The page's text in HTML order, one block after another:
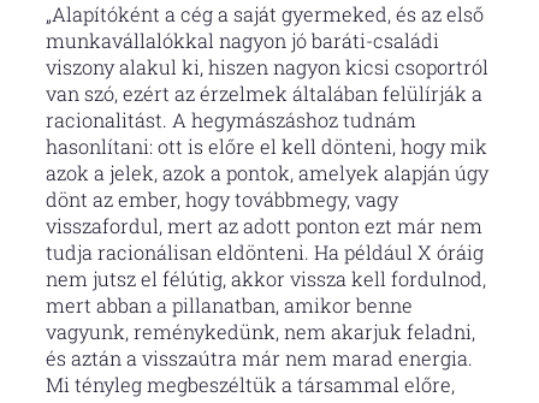
„Alapítóként a cég a saját gyermeked, és az első
munkavállalókkal nagyon jó baráti-családi
viszony alakul ki, hiszen nagyon kicsi csoportról
van szó, ezért az érzelmek általában felülírják a
racionalitást. A hegymászáshoz tudnám
hasonlítani: ott is előre el kell dönteni, hogy mik
azok a jelek, azok a pontok, amelyek alapján úgy
dönt az ember, hogy továbbmegy, vagy
visszafordul, mert az adott ponton ezt már nem
tudja racionálisan eldönteni. Ha például X óráig
nem jutsz el félútig, akkor vissza kell fordulnod,
mert abban a pillanatban, amikor benne
vagyunk, reménykedünk, nem akarjuk feladni,
és aztán a visszaútra már nem marad energia.
Mi tényleg megbeszéltük a társammal előre,